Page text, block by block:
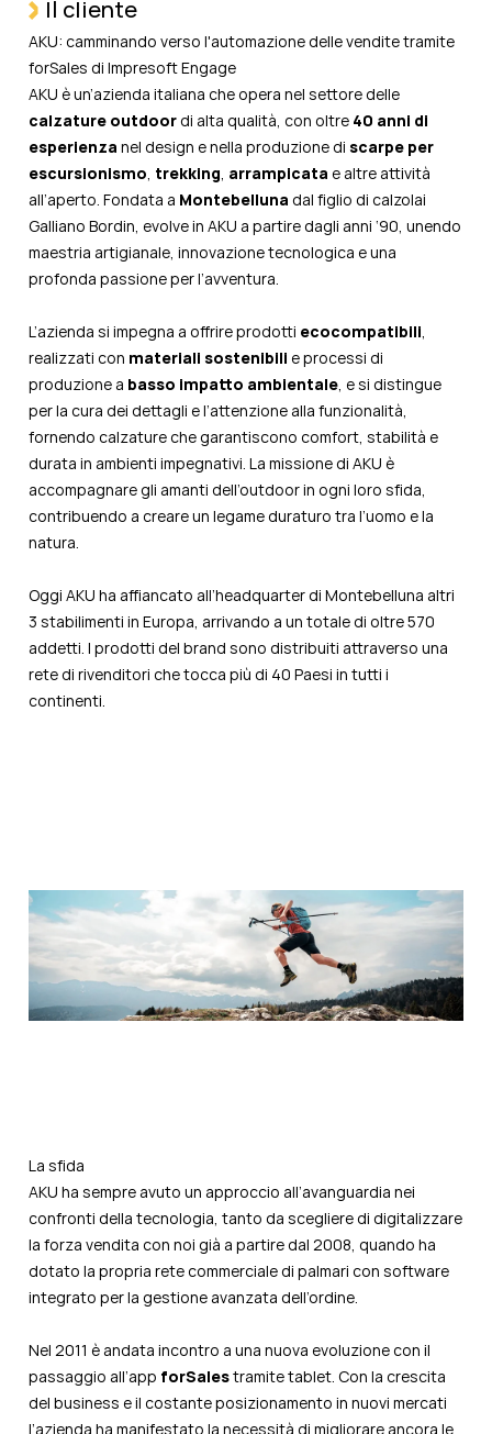
Il cliente
AKU: camminando verso l'automazione delle vendite tramite
forSales di Impresoft Engage
AKU è un’azienda italiana che opera nel settore delle
calzature outdoordi alta qualità, con oltre 40 anni di
esperienza nel design e nella produzione di scarpe per
escursionismo, trekking, arrampicata e altre attività
all’aperto. Fondata a Montebelluna dal figlio di calzolai
Galliano Bordin, evolve in AKU a partire dagli anni ‘90, unendo
maestria artigianale, innovazione tecnologica e una
profonda passione per l’avventura.
L’azienda si impegna a offrire prodotti ecocompatibili,
realizzati con materiali sostenibili e processi di
produzione a basso impatto ambientale, e si distingue
per la cura dei dettagli e l’attenzione alla funzionalità,
fornendo calzature che garantiscono comfort, stabilità e
durata in ambienti impegnativi. La missione di AKU è
accompagnare gli amanti dell’outdoor in ogni loro sfida,
contribuendo a creare un legame duraturo tra l’uomo e la
natura.
Oggi AKU ha affiancato all’headquarter di Montebelluna altri
3 stabilimenti in Europa, arrivando a un totale di oltre 570
addetti. I prodotti del brand sono distribuiti attraverso una
rete di rivenditori che tocca più di 40 Paesi in tutti i
continenti.
La sfida
AKU ha sempre avuto un approccio all’avanguardia nei
confronti della tecnologia, tanto da scegliere di digitalizzare
la forza vendita con noi già a partire dal 2008, quando ha
dotato la propria rete commerciale di palmari con software
integrato per la gestione avanzata dell’ordine.
Nel 2011 è andata incontro a una nuova evoluzione con il
passaggio all’app forSalestramite tablet. Con la crescita
del business e il costante posizionamento in nuovi mercati
l’azienda ha manifestato la necessità di migliorare ancora le